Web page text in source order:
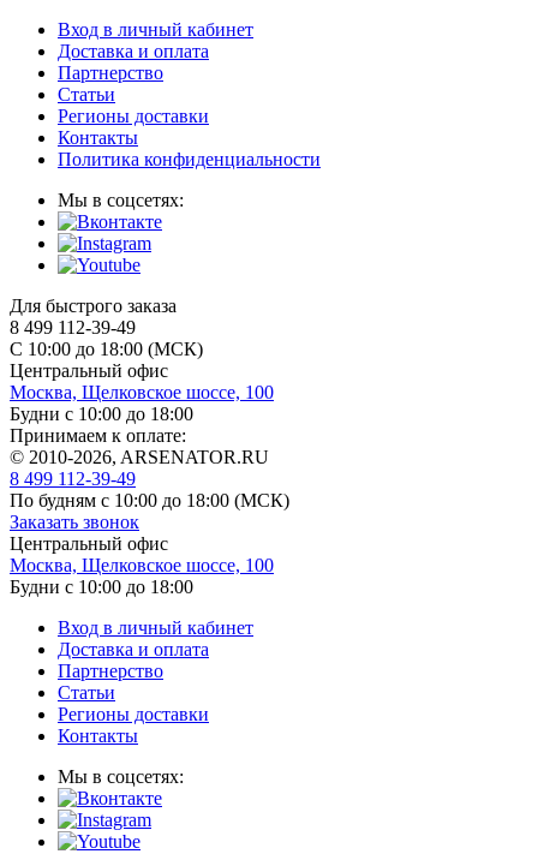
Вход в личный кабинет
Доставка и оплата
Партнерство
Статьи
Регионы доставки
Контакты
Политика конфиденциальности
Мы в соцсетях:
Для быстрого заказа
8 499 112-39-49
С 10:00 до 18:00 (МСК)
Центральный офис
Москва, Щелковское шоссе, 100
Будни с 10:00 до 18:00
Принимаем к оплате:
© 2010-2026, ARSENATOR.RU
8 499 112-39-49
По будням с 10:00 до 18:00 (МСК)
Заказать звонок
Центральный офис
Москва, Щелковское шоссе, 100
Будни с 10:00 до 18:00
Вход в личный кабинет
Доставка и оплата
Партнерство
Статьи
Регионы доставки
Контакты
Мы в соцсетях: